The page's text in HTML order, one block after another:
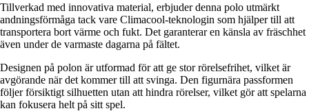
Tillverkad med innovativa material, erbjuder denna polo utmärkt
andningsförmåga tack vare Climacool-teknologin som hjälper till att
transportera bort värme och fukt. Det garanterar en känsla av fräschhet
även under de varmaste dagarna på fältet.
Designen på polon är utformad för att ge stor rörelsefrihet, vilket är
avgörande när det kommer till att svinga. Den figurnära passformen
följer försiktigt silhuetten utan att hindra rörelser, vilket gör att spelarna
kan fokusera helt på sitt spel.